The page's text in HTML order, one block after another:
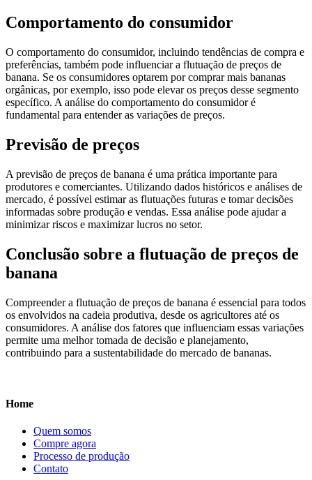
Comportamento do consumidor
O comportamento do consumidor, incluindo tendências de compra e
preferências, também pode influenciar a flutuação de preços de
banana. Se os consumidores optarem por comprar mais bananas
orgânicas, por exemplo, isso pode elevar os preços desse segmento
específico. A análise do comportamento do consumidor é
fundamental para entender as variações de preços.
Previsão de preços
A previsão de preços de banana é uma prática importante para
produtores e comerciantes. Utilizando dados históricos e análises de
mercado, é possível estimar as flutuações futuras e tomar decisões
informadas sobre produção e vendas. Essa análise pode ajudar a
minimizar riscos e maximizar lucros no setor.
Conclusão sobre a flutuação de preços de
banana
Compreender a flutuação de preços de banana é essencial para todos
os envolvidos na cadeia produtiva, desde os agricultores até os
consumidores. A análise dos fatores que influenciam essas variações
permite uma melhor tomada de decisão e planejamento,
contribuindo para a sustentabilidade do mercado de bananas.
Home
Quem somos
Compre agora
Processo de produção
Contato